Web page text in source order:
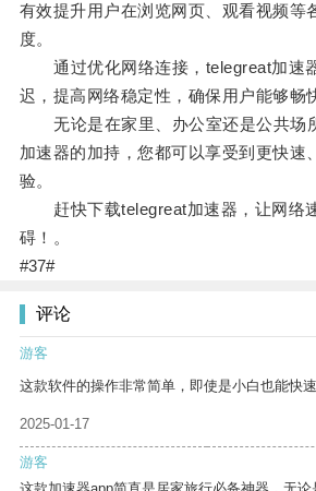
有效提升用户在浏览网页、观看视频等
度。
通过优化网络连接，telegreat加速
迟，提高网络稳定性，确保用户能够畅
无论是在家里、办公室还是公共场
加速器的加持，您都可以享受到更快速
验。
赶快下载telegreat加速器，让网络
碍！。
#37#
评论
游客
这款软件的操作非常简单，即使是小白也能快速
2025-01-17
游客